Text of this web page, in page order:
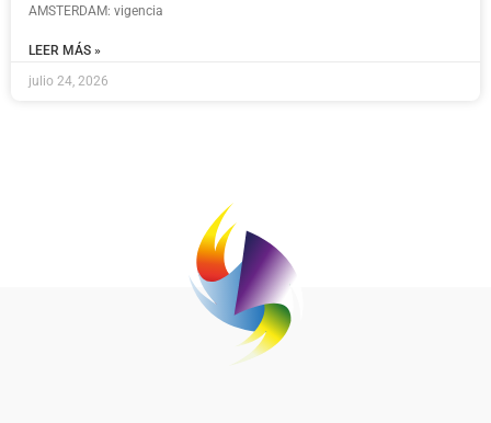
AMSTERDAM: vigencia
LEER MÁS »
julio 24, 2026